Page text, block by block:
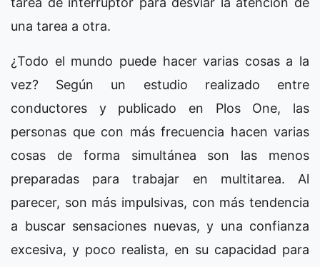
una tarea a otra.
¿Todo el mundo puede hacer varias cosas a la
vez? Según un estudio realizado entre
conductores y publicado en Plos One, las
personas que con más frecuencia hacen varias
cosas de forma simultánea son las menos
preparadas para trabajar en multitarea. Al
parecer, son más impulsivas, con más tendencia
a buscar sensaciones nuevas, y una confianza
excesiva, y poco realista, en su capacidad para